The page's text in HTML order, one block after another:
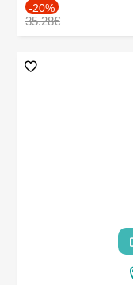
-20%
35.28€